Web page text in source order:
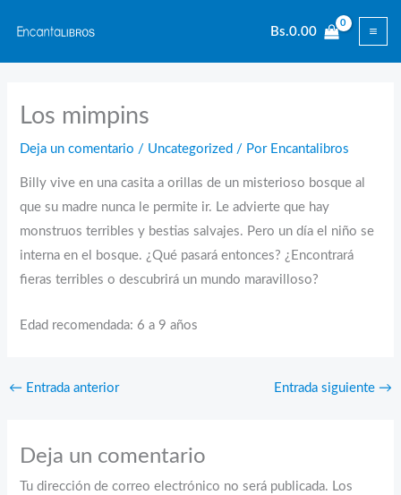
contenido
Bs.0.00
Los mimpins
Deja un comentario / Uncategorized / Por Encantalibros
Billy vive en una casita a orillas de un misterioso bosque al
que su madre nunca le permite ir. Le advierte que hay
monstruos terribles y bestias salvajes. Pero un día el niño se
interna en el bosque. ¿Qué pasará entonces? ¿Encontrará
fieras terribles o descubrirá un mundo maravilloso?
Edad recomendada: 6 a 9 años
← Entrada anterior Entrada siguiente →
Deja un comentario
Tu dirección de correo electrónico no será publicada. Los